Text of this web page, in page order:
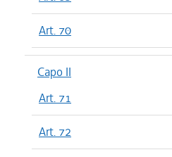
Art. 70
Capo II
Art. 71
Art. 72